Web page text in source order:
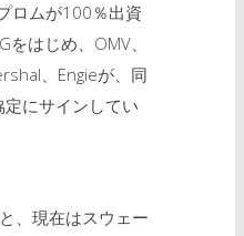
ロムが100％出資
はじめ、OMV、
、Engieが、同
にサインしてい
、現在はスウェー